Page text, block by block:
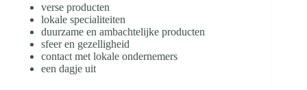
verse producten
lokale specialiteiten
duurzame en ambachtelijke producten
sfeer en gezelligheid
contact met lokale ondernemers
een dagje uit